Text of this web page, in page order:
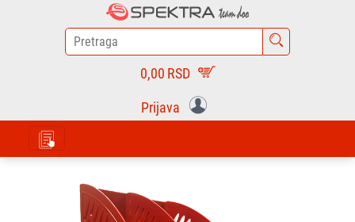
0,00 RSD
Prijava